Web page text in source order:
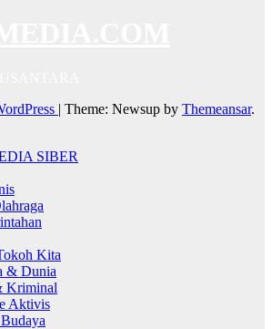
| Theme: Newsup by Themeansar.
SIBER
Kita
& Dunia
Kriminal
Aktivis